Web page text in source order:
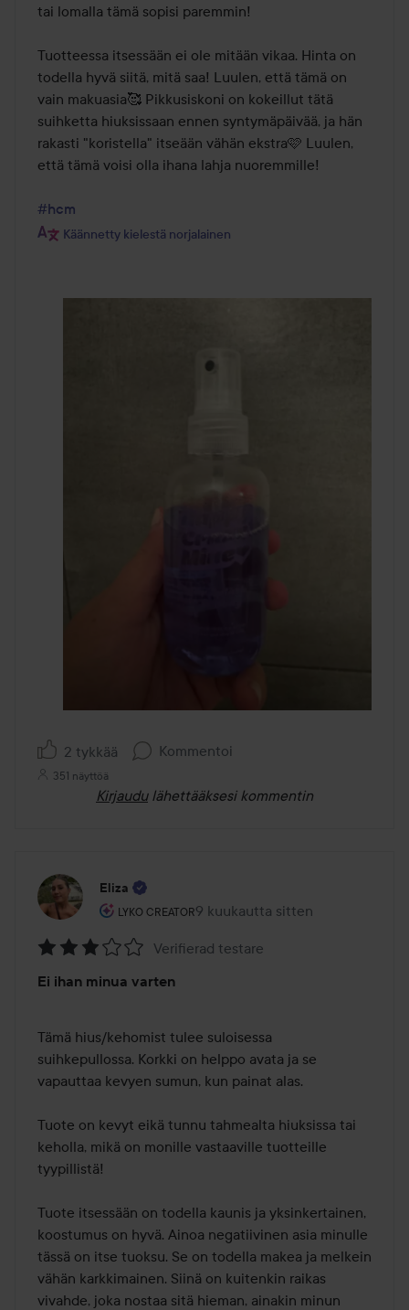
tai lomalla tämä sopisi paremmin!
Tuotteessa itsessään ei ole mitään vikaa. Hinta on
todella hyvä siitä, mitä saa! Luulen, että tämä on
vain makuasia🥰 Pikkusiskoni on kokeillut tätä
suihketta hiuksissaan ennen syntymäpäivää, ja hän
rakasti "koristella" itseään vähän ekstra🩷 Luulen,
että tämä voisi olla ihana lahja nuoremmille!
#hcm
Käännetty kielestä norjalainen
2 tykkää Kommentoi
351 näyttöä
Kirjaudu lähettääksesi kommentin
Eliza
LYKO CREATOR
Käyttäjän rooli: Lyko Creator.
9 kuukautta sitten
Viesti luotiin 9 kuukautta sitten
3
5
Verifierad testare
Ei ihan minua varten
Tämä hius/kehomist tulee suloisessa
suihkepullossa. Korkki on helppo avata ja se
vapauttaa kevyen sumun, kun painat alas.
Tuote on kevyt eikä tunnu tahmealta hiuksissa tai
keholla, mikä on monille vastaaville tuotteille
tyypillistä!
Tuote itsessään on todella kaunis ja yksinkertainen,
koostumus on hyvä. Ainoa negatiivinen asia minulle
tässä on itse tuoksu. Se on todella makea ja melkein
vähän karkkimainen. Siinä on kuitenkin raikas
vivahde, joka nostaa sitä hieman, ainakin minun